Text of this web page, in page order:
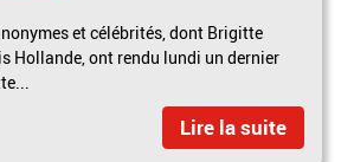
et célébrités, dont Brigitte
Hollande, ont rendu lundi un dernier
Lire la suite